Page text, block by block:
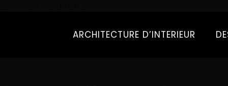
ARCHITECTURE D’INTERIEUR